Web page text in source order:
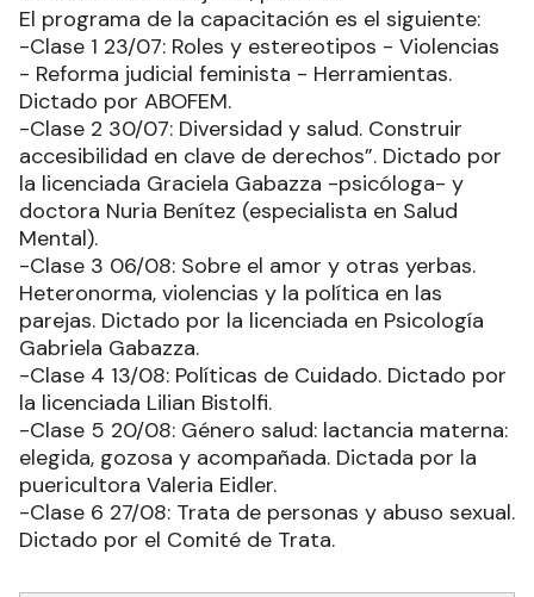
El programa de la capacitación es el siguiente:
-Clase 1 23/07: Roles y estereotipos - Violencias
- Reforma judicial feminista - Herramientas.
Dictado por ABOFEM.
-Clase 2 30/07: Diversidad y salud. Construir
accesibilidad en clave de derechos”. Dictado por
la licenciada Graciela Gabazza -psicóloga- y
doctora Nuria Benítez (especialista en Salud
Mental).
-Clase 3 06/08: Sobre el amor y otras yerbas.
Heteronorma, violencias y la política en las
parejas. Dictado por la licenciada en Psicología
Gabriela Gabazza.
-Clase 4 13/08: Políticas de Cuidado. Dictado por
la licenciada Lilian Bistolfi.
-Clase 5 20/08: Género salud: lactancia materna:
elegida, gozosa y acompañada. Dictada por la
puericultora Valeria Eidler.
-Clase 6 27/08: Trata de personas y abuso sexual.
Dictado por el Comité de Trata.